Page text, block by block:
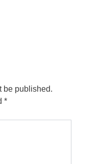
be published.
*